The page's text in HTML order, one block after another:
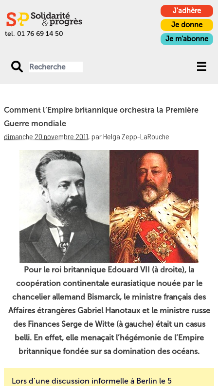
tel. 01 76 69 14 50
J'adhère
Je donne
Je m'abonne
Comment l’Empire britannique orchestra la Première
Guerre mondiale
dimanche 20 novembre 2011, par Helga Zepp-LaRouche
Pour le roi britannique Edouard VII (à droite), la
coopération continentale eurasiatique nouée par le
chancelier allemand Bismarck, le ministre français des
Affaires étrangères Gabriel Hanotaux et le ministre russe
des Finances Serge de Witte (à gauche) était un casus
belli. En effet, elle menaçait l’hégémonie de l’Empire
britannique fondée sur sa domination des océans.
Lors d’une discussion informelle à Berlin le 5